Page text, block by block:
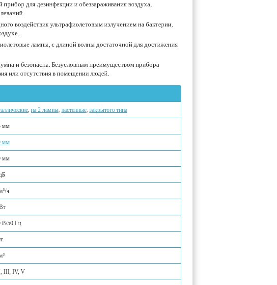
для дезинфекции и обеззараживания воздуха,
воздействия ультрафиолетовым излучением на бактерии,
лампы, с длиной волны достаточной для достижения
и безопасна. Безусловным преимуществом прибора
или отсутствия в помещении людей.
, на 2 лампы, настенные, закрытого типа
мм
мм
мм
ч
В/50 Гц
III, IV, V